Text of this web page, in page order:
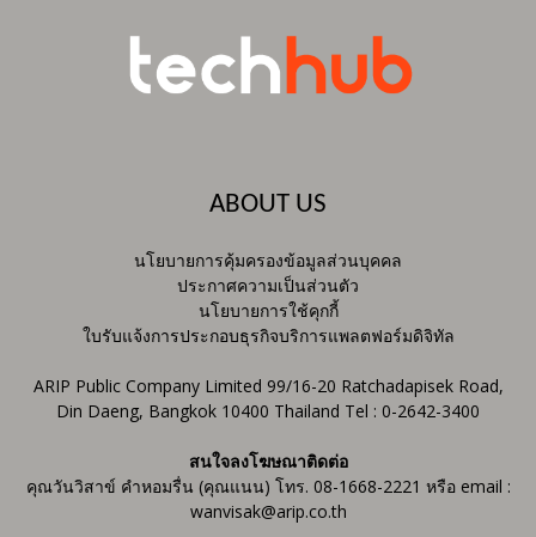
ABOUT US
นโยบายการคุ้มครองข้อมูลส่วนบุคคล
ประกาศความเป็นส่วนตัว
นโยบายการใช้คุกกี้
ใบรับแจ้งการประกอบธุรกิจบริการแพลตฟอร์มดิจิทัล
ARIP Public Company Limited 99/16-20 Ratchadapisek Road,
Din Daeng, Bangkok 10400 Thailand Tel : 0-2642-3400
สนใจลงโฆษณาติดต่อ
คุณวันวิสาข์ คำหอมรื่น (คุณแนน) โทร. 08-1668-2221 หรือ email :
wanvisak@arip.co.th